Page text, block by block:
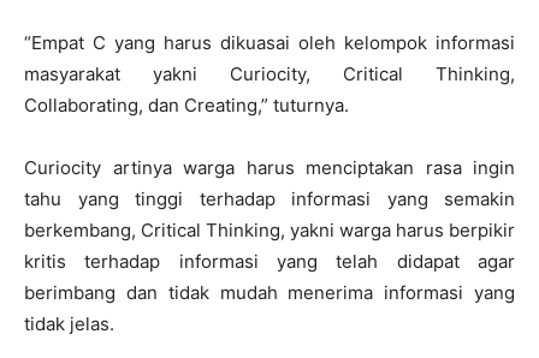
“Empat C yang harus dikuasai oleh kelompok informasi
masyarakat yakni Curiocity, Critical Thinking,
Collaborating, dan Creating,” tuturnya.
Curiocity artinya warga harus menciptakan rasa ingin
tahu yang tinggi terhadap informasi yang semakin
berkembang, Critical Thinking, yakni warga harus berpikir
kritis terhadap informasi yang telah didapat agar
berimbang dan tidak mudah menerima informasi yang
tidak jelas.